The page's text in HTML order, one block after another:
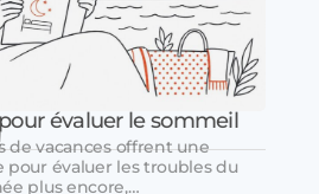
évaluer le sommeil
de vacances offrent une
évaluer les troubles du
plus encore,…